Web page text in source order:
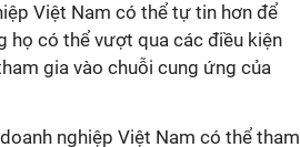
Việt Nam có thể tự tin hơn để
họ có thể vượt qua các điều kiện
gia vào chuỗi cung ứng của
nghiệp Việt Nam có thể tham